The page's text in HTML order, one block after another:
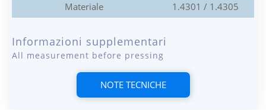
Materiale
1.4301 / 1.4305
Informazioni supplementari
All measurement before pressing
NOTE TECNICHE